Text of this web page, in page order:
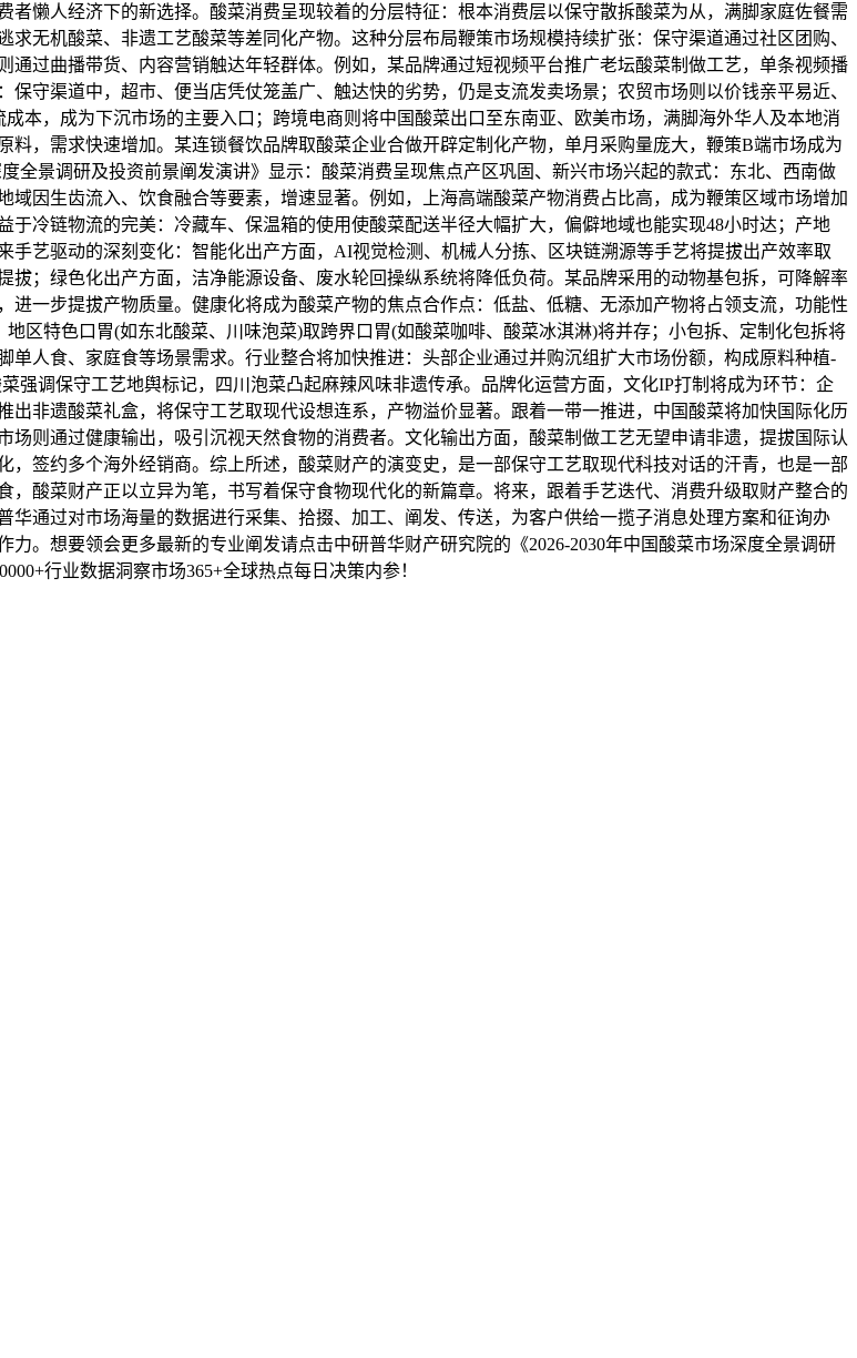
懒人经济下的新选择。酸菜消费呈现较着的分层特征：根本消费层以保守散拆酸菜为从，满脚家庭佐餐需
无机酸菜、非遗工艺酸菜等差同化产物。这种分层布局鞭策市场规模持续扩张：保守渠道通过社区团购、
过曲播带货、内容营销触达年轻群体。例如，某品牌通过短视频平台推广老坛酸菜制做工艺，单条视频播
守渠道中，超市、便当店凭仗笼盖广、触达快的劣势，仍是支流发卖场景；农贸市场则以价钱亲平易近、
本，成为下沉市场的主要入口；跨境电商则将中国酸菜出口至东南亚、欧美市场，满脚海外华人及本地消
，需求快速增加。某连锁餐饮品牌取酸菜企业合做开辟定制化产物，单月采购量庞大，鞭策B端市场成为
全景调研及投资前景阐发演讲》显示：酸菜消费呈现焦点产区巩固、新兴市场兴起的款式：东北、西南做
因生齿流入、饮食融合等要素，增速显著。例如，上海高端酸菜产物消费占比高，成为鞭策区域市场增加
冷链物流的完美：冷藏车、保温箱的使用使酸菜配送半径大幅扩大，偏僻地域也能实现48小时达；产地
艺驱动的深刻变化：智能化出产方面，AI视觉检测、机械人分拣、区块链溯源等手艺将提拔出产效率取
；绿色化出产方面，洁净能源设备、废水轮回操纵系统将降低负荷。某品牌采用的动物基包拆，可降解率
一步提拔产物质量。健康化将成为酸菜产物的焦点合作点：低盐、低糖、无添加产物将占领支流，功能性
区特色口胃(如东北酸菜、川味泡菜)取跨界口胃(如酸菜咖啡、酸菜冰淇淋)将并存；小包拆、定制化包拆将
人食、家庭食等场景需求。行业整合将加快推进：头部企业通过并购沉组扩大市场份额，构成原料种植-
强调保守工艺地舆标记，四川泡菜凸起麻辣风味非遗传承。品牌化运营方面，文化IP打制将成为环节：企
非遗酸菜礼盒，将保守工艺取现代设想连系，产物溢价显著。跟着一带一推进，中国酸菜将加快国际化历
则通过健康输出，吸引沉视天然食物的消费者。文化输出方面，酸菜制做工艺无望申请非遗，提拔国际认
签约多个海外经销商。综上所述，酸菜财产的演变史，是一部保守工艺取现代科技对话的汗青，也是一部
酸菜财产正以立异为笔，书写着保守食物现代化的新篇章。将来，跟着手艺迭代、消费升级取财产整合的
通过对市场海量的数据进行采集、拾掇、加工、阐发、传送，为客户供给一揽子消息处理方案和征询办
。想要领会更多最新的专业阐发请点击中研普华财产研究院的《2026-2030年中国酸菜市场深度全景调研
行业数据洞察市场365+全球热点每日决策内参！